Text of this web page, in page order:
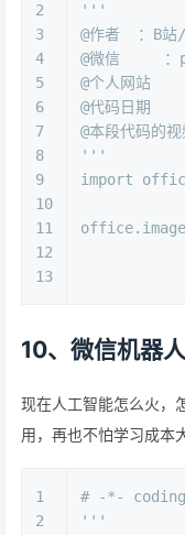
2
3
4
5
6
7
8
9
10
11
12
13
'''
@作者  ：B
@微信
@个人网站
@代码日期
@本段代码
'''
import
10、微信机器人
现在人工智能怎么火，
用，再也不怕学习成本
1
2
# -*-
'''